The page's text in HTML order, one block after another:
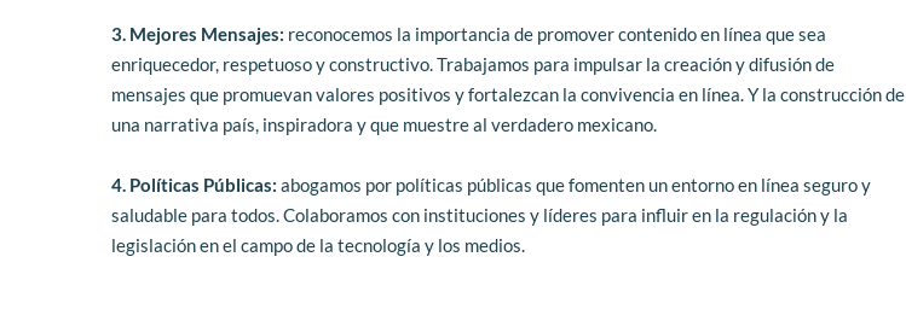
3. Mejores Mensajes: reconocemos la importancia de promover contenido en línea que sea
enriquecedor, respetuoso y constructivo. Trabajamos para impulsar la creación y difusión de
mensajes que promuevan valores positivos y fortalezcan la convivencia en línea. Y la construcción de
una narrativa país, inspiradora y que muestre al verdadero mexicano.
4. Políticas Públicas: abogamos por políticas públicas que fomenten un entorno en línea seguro y
saludable para todos. Colaboramos con instituciones y líderes para influir en la regulación y la
legislación en el campo de la tecnología y los medios.